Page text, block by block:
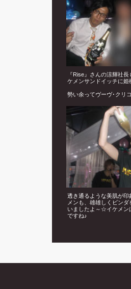
『Rise』さんの涼輝社
ケメンサンドイッチに姫
勢い余ってヴーヴ･クリ
透き通るような美肌が印
メンも、雄雄しくビン
いましたよ～☆イケメン
ですね♪